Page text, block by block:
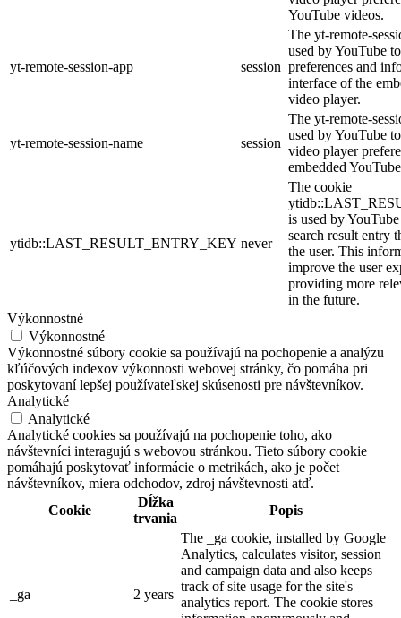
YouTube videos.
yt-remote-session-app session
The yt-remote-
used by YouTube
preferences and
interface of the
video player.
yt-remote-session-name session
The yt-remote-
used by YouTube
video player
embedded
ytidb::LAST_RESULT_ENTRY_KEY never
The cookie
is used by
search result entry
the user. This
improve the user
providing more
in the future.
Výkonnostné
Výkonnostné
Výkonnostné súbory cookie sa používajú na pochopenie a analýzu
kľúčových indexov výkonnosti webovej stránky, čo pomáha pri
poskytovaní lepšej používateľskej skúsenosti pre návštevníkov.
Analytické
Analytické
Analytické cookies sa používajú na pochopenie toho, ako
návštevníci interagujú s webovou stránkou. Tieto súbory cookie
pomáhajú poskytovať informácie o metrikách, ako je počet
návštevníkov, miera odchodov, zdroj návštevnosti atď.
Cookie
Dĺžka
trvania
Popis
_ga 2 years
The _ga cookie, installed by Google
Analytics, calculates visitor, session
and campaign data and also keeps
track of site usage for the site's
analytics report. The cookie stores